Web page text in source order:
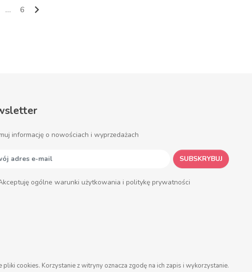
… 6 Następny

informację o nowościach i wyprzedażach
SUBSKRYBUJ
ogólne warunki użytkowania i politykę prywatności
cookies. Korzystanie z witryny oznacza zgodę na ich zapis i wykorzystanie.